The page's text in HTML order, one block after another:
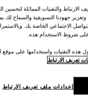
والتقنيات المماثلة لتحسين
وتعزيز جهودنا التسويقية والسماح لك
الاجتماعي الخاصة بك.
على شروط الاستخدام هذه.
هذه التقنيات واستخدامها على موقع
تعريف الارتباط
إعدادات ملف تعريف الارتباط